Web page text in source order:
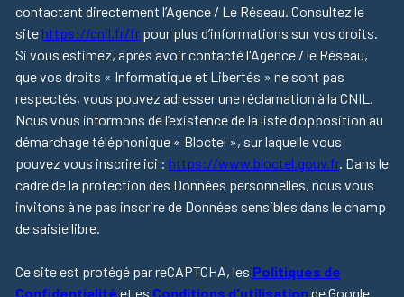
contactant directement l’Agence / Le Réseau. Consultez le
site https://cnil.fr/fr pour plus d’informations sur vos droits.
Si vous estimez, après avoir contacté l'Agence / le Réseau,
que vos droits « Informatique et Libertés » ne sont pas
respectés, vous pouvez adresser une réclamation à la CNIL.
Nous vous informons de l’existence de la liste d'opposition au
démarchage téléphonique « Bloctel », sur laquelle vous
pouvez vous inscrire ici : https://www.bloctel.gouv.fr. Dans le
cadre de la protection des Données personnelles, nous vous
invitons à ne pas inscrire de Données sensibles dans le champ
de saisie libre.
Ce site est protégé par reCAPTCHA, les Politiques de
Confidentialité et es Conditions d'utilisationde Google